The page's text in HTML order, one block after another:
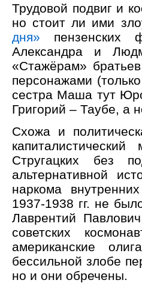
Трудовой подвиг и
но стоит ли ими
дня» пензенских
Александра и
«Стажёрам»
персонажами
сестра Маша тут
Григорий – Таубе, а
Схожа и
Стругацких без
альтернативной
наркома
1937-1938 гг. не
Лаврентий
советских
американские
бессильной злобе
но и они обречены.